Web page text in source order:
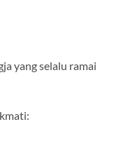
yang selalu ramai